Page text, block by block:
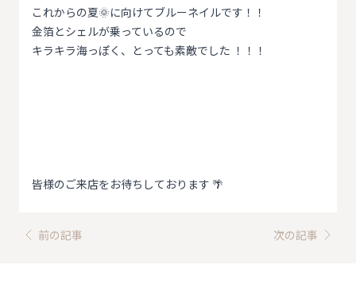
これからの夏🌞に向けてブルーネイルです！！
金箔とシェルが乗っているので
キラキラ海っぽく、とっても素敵でした ！！！
皆様のご来店をお待ちしております 🌴
前の記事 次の記事